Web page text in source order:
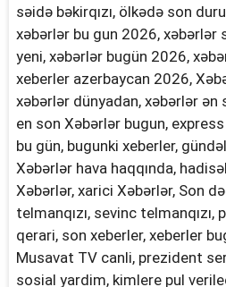
səidə bəkirqızı, ölkədə son
xəbərlər bu gun 2026, xəbərlər
yeni, xəbərlər bugün 2026,
xeberler azerbaycan 2026,
xəbərlər dünyadan, xəbərlər ən
en son Xəbərlər bugun,
bu gün, bugunki xeberler,
Xəbərlər hava haqqında,
Xəbərlər, xarici Xəbərlər, Son
telmanqızı, sevinc
qerari, son xeberler, xeberler
Musavat TV canli, prezident
sosial yardim, kimlere pul